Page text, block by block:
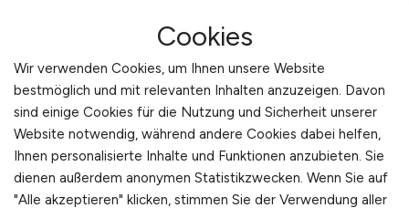
INGENIEURWESEN. TECHNIK.
Cookies
Wir verwenden Cookies, um Ihnen unsere Website
bestmöglich und mit relevanten Inhalten anzuzeigen. Davon
sind einige Cookies für die Nutzung und Sicherheit unserer
Website notwendig, während andere Cookies dabei helfen,
Ihnen personalisierte Inhalte und Funktionen anzubieten. Sie
dienen außerdem anonymen Statistikzwecken. Wenn Sie auf
"Alle akzeptieren" klicken, stimmen Sie der Verwendung aller